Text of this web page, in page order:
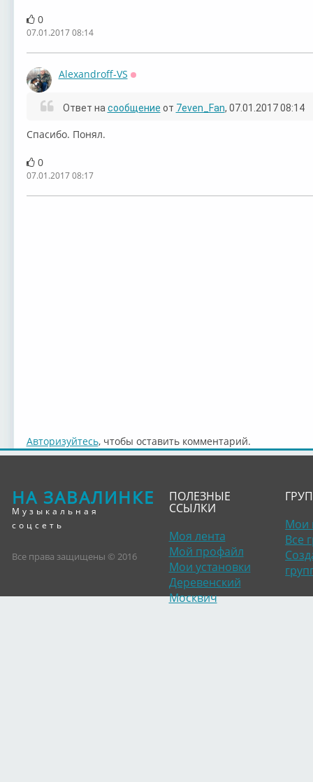
0
07.01.2017 08:14
Alexandroff-VS
Ответ на сообщение от 7even_Fan, 07.01.2017 08:14
Спасибо. Понял.
0
07.01.2017 08:17
Авторизуйтесь, чтобы оставить комментарий.
НА ЗАВАЛИНКЕ
Музыкальная
соцсеть
Все права защищены © 2016
ПОЛЕЗНЫЕ
ССЫЛКИ
Моя лента
Мой профайл
Мои установки
Деревенский
Москвич
Мои
Все